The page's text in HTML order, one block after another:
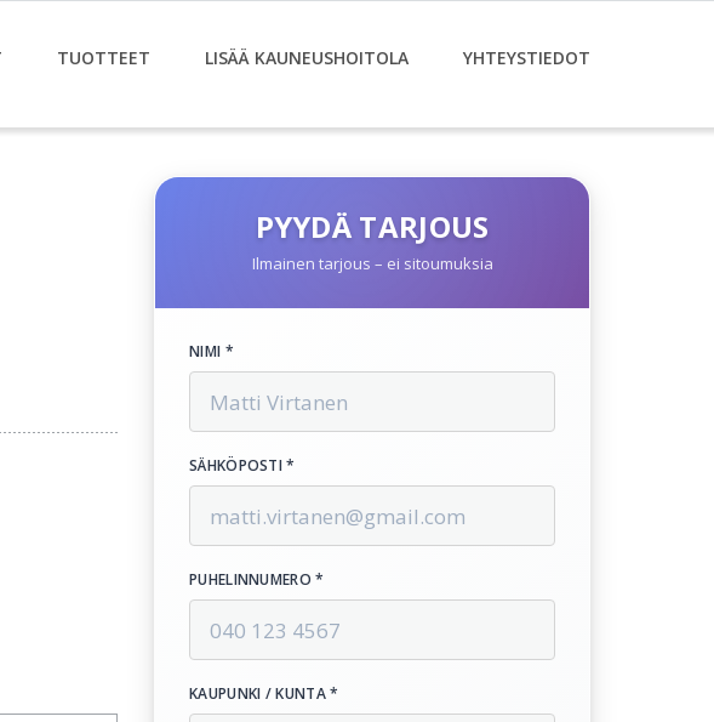
TUOTTEET LISÄÄ KAUNEUSHOITOLA YHTEYSTIEDOT
PYYDÄ TARJOUS
Ilmainen tarjous – ei sitoumuksia
NIMI *
SÄHKÖPOSTI *
PUHELINNUMERO *
KAUPUNKI / KUNTA *